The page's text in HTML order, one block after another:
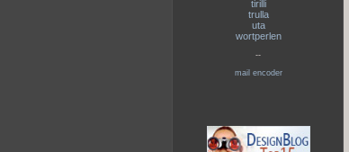
tirilli
trulla
uta
wortperlen
--
mail encoder